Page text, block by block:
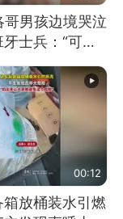
哥男孩边境哭泣
士兵：“可不
00:12
放桶装水引燃